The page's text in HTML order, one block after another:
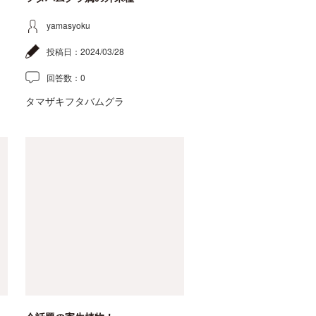
yamasyoku
投稿日： 2024/03/28
回答数： 0
タマザキフタバムグラ